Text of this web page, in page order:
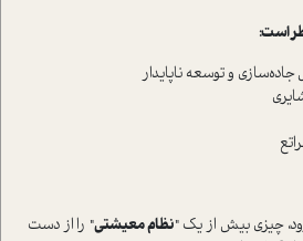
است:
و توسعه ناپایدار
چیزی بیش از یک "نظام معیشتی" را از دست